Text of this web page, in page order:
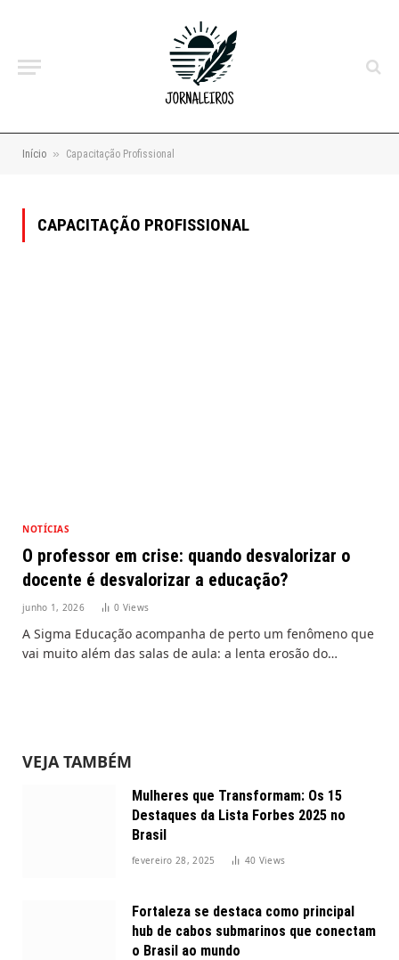
Início » Capacitação Profissional
CAPACITAÇÃO PROFISSIONAL
NOTÍCIAS
O professor em crise: quando desvalorizar o
docente é desvalorizar a educação?
junho 1, 2026 0 Views
A Sigma Educação acompanha de perto um fenômeno que
vai muito além das salas de aula: a lenta erosão do…
VEJA TAMBÉM
Mulheres que Transformam: Os 15
Destaques da Lista Forbes 2025 no
Brasil
fevereiro 28, 2025 40 Views
Fortaleza se destaca como principal
hub de cabos submarinos que conectam
o Brasil ao mundo